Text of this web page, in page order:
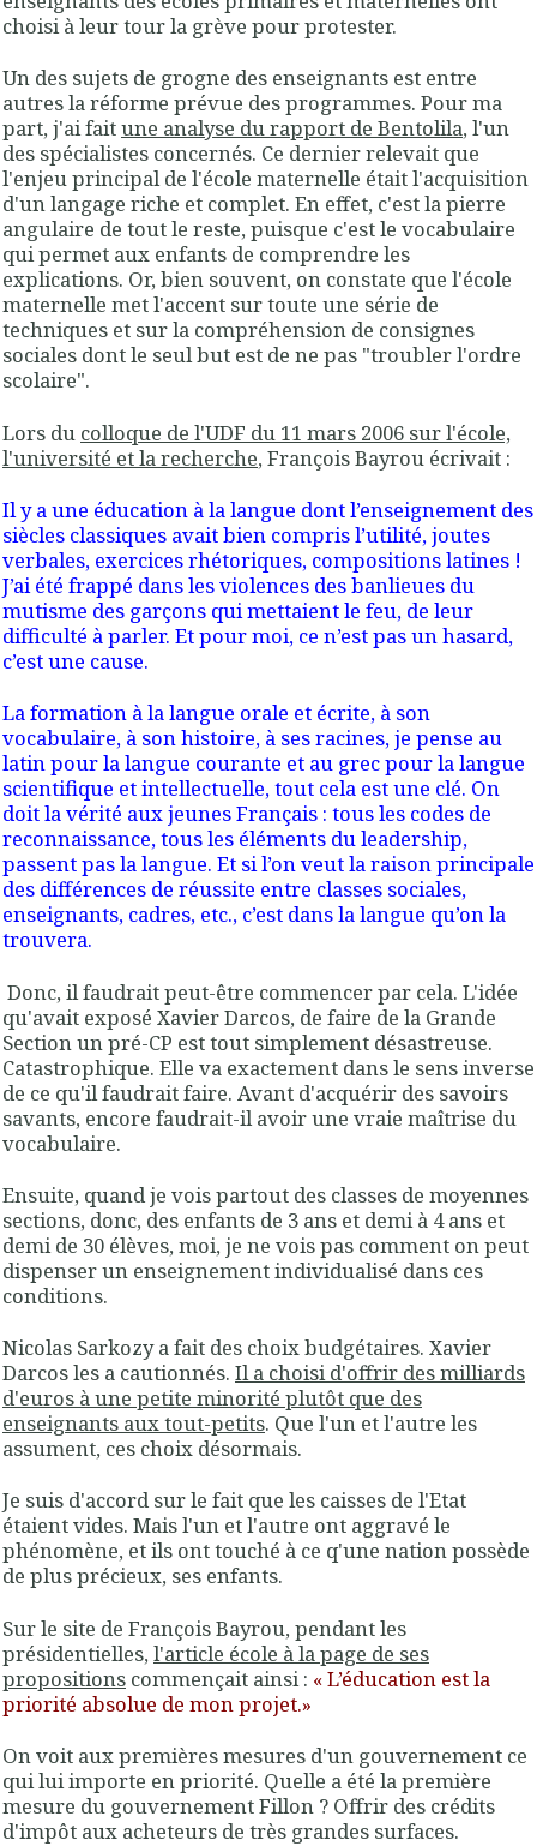
choisi à leur tour la grève pour protester.
Un des sujets de grogne des enseignants est entre
autres la réforme prévue des programmes. Pour ma
part, j'ai faitune analyse du rapport de Bentolila, l'un
des spécialistes concernés. Ce dernier relevait que
l'enjeu principal de l'école maternelle était l'acquisition
d'un langage riche et complet. En effet, c'est la pierre
angulaire de tout le reste, puisque c'est le vocabulaire
qui permet aux enfants de comprendre les
explications. Or, bien souvent, on constate que l'école
maternelle met l'accent sur toute une série de
techniques et sur la compréhension de consignes
sociales dont le seul but est de ne pas "troubler l'ordre
scolaire".
Lors du colloque de l'UDF du 11 mars 2006 sur l'école,
l'université et la recherche, François Bayrou écrivait :
Il y a une éducation à la langue dont l’enseignement des
siècles classiques avait bien compris l’utilité, joutes
verbales, exercices rhétoriques, compositions latines !
J’ai été frappé dans les violences des banlieues du
mutisme des garçons qui mettaient le feu, de leur
difficulté à parler. Et pour moi, ce n’est pas un hasard,
c’est une cause.
La formation à la langue orale et écrite, à son
vocabulaire, à son histoire, à ses racines, je pense au
latin pour la langue courante et au grec pour la langue
scientifique et intellectuelle, tout cela est une clé. On
doit la vérité aux jeunes Français : tous les codes de
reconnaissance, tous les éléments du leadership,
passent pas la langue. Et si l’on veut la raison principale
des différences de réussite entre classes sociales,
enseignants, cadres, etc., c’est dans la langue qu’on la
trouvera.
Donc, il faudrait peut-être commencer par cela. L'idée
qu'avait exposé Xavier Darcos, de faire de la Grande
Section un pré-CP est tout simplement désastreuse.
Catastrophique. Elle va exactement dans le sens inverse
de ce qu'il faudrait faire. Avant d'acquérir des savoirs
savants, encore faudrait-il avoir une vraie maîtrise du
vocabulaire.
Ensuite, quand je vois partout des classes de moyennes
sections, donc, des enfants de 3 ans et demi à 4 ans et
demi de 30 élèves, moi, je ne vois pas comment on peut
dispenser un enseignement individualisé dans ces
conditions.
Nicolas Sarkozy a fait des choix budgétaires. Xavier
Darcos les a cautionnés. Il a choisi d'offrir des milliards
d'euros à une petite minorité plutôt que des
enseignants aux tout-petits. Que l'un et l'autre les
assument, ces choix désormais.
Je suis d'accord sur le fait que les caisses de l'Etat
étaient vides. Mais l'un et l'autre ont aggravé le
phénomène, et ils ont touché à ce q'une nation possède
de plus précieux, ses enfants.
Sur le site de François Bayrou, pendant les
présidentielles,l'article école à la page de ses
propositions commençait ainsi : « L’éducation est la
priorité absolue de mon projet.»
On voit aux premières mesures d'un gouvernement ce
qui lui importe en priorité. Quelle a été la première
mesure du gouvernement Fillon ? Offrir des crédits
d'impôt aux acheteurs de très grandes surfaces.